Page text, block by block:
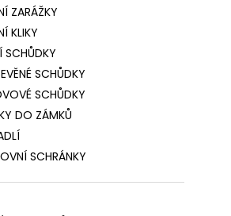
ZARÁŽKY
KLIKY
SCHŮDKY
SCHŮDKY
SCHŮDKY
DO ZÁMKŮ
SCHRÁNKY